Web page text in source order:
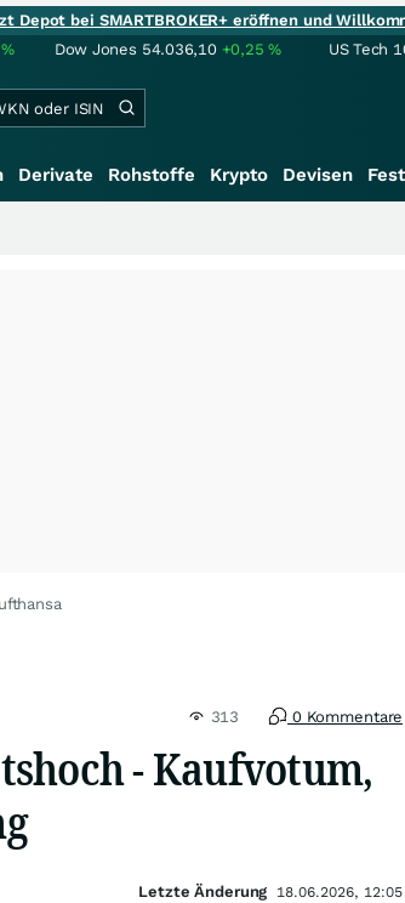
Depot bei SMARTBROKER+ eröffnen und
% Dow Jones 54.036,10 +0,25% US Tech
Derivate Rohstoffe Krypto Devisen
313 0 Kommentare
- Kaufvotum,
Letzte Änderung 18.06.2026, 12:05